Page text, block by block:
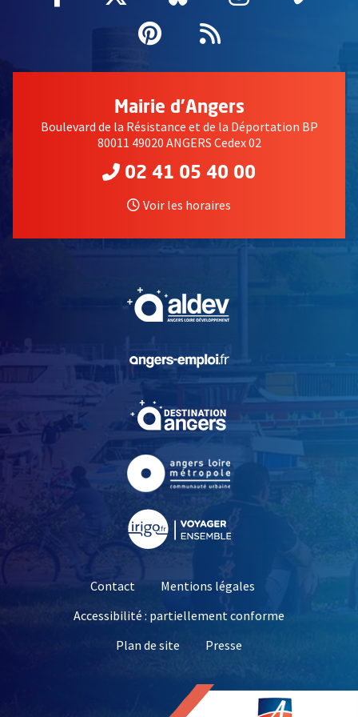
Pinterest
, Ouvre une
Flux RSS
Mairie d'Angers
Boulevard de la Résistance et de la Déportation BP
80011 49020 ANGERS Cedex 02
02 41 05 40 00
Voir les horaires
, Ouvre une nouvelle
, Ouvre une nouvelle
Contact
Mentions légales
Accessibilité : partiellement conforme
Plan de site
Presse